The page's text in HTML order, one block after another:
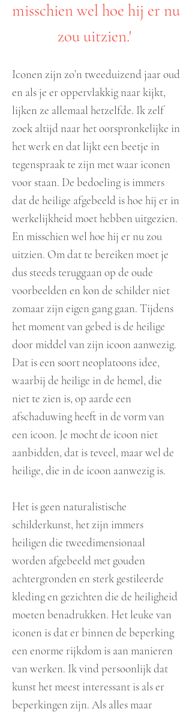
misschien wel hoe hij er nu
zou uitzien.'
Iconen zijn zo’n tweeduizend jaar oud
en als je er oppervlakkig naar kijkt,
lijken ze allemaal hetzelfde. Ik zelf
zoek altijd naar het oorspronkelijke in
het werk en dat lijkt een beetje in
tegenspraak te zijn met waar iconen
voor staan. De bedoeling is immers
dat de heilige afgebeeld is hoe hij er in
werkelijkheid moet hebben uitgezien.
En misschien wel hoe hij er nu zou
uitzien. Om dat te bereiken moet je
dus steeds teruggaan op de oude
voorbeelden en kon de schilder niet
zomaar zijn eigen gang gaan. Tijdens
het moment van gebed is de heilige
door middel van zijn icoon aanwezig.
Dat is een soort neoplatoons idee,
waarbij de heilige in de hemel, die
niet te zien is, op aarde een
afschaduwing heeft in de vorm van
een icoon. Je mocht de icoon niet
aanbidden, dat is teveel, maar wel de
heilige, die in de icoon aanwezig is.
Het is geen naturalistische
schilderkunst, het zijn immers
heiligen die tweedimensionaal
worden afgebeeld met gouden
achtergronden en sterk gestileerde
kleding en gezichten die de heiligheid
moeten benadrukken. Het leuke van
iconen is dat er binnen de beperking
een enorme rijkdom is aan manieren
van werken. Ik vind persoonlijk dat
kunst het meest interessant is als er
beperkingen zijn. Als alles maar